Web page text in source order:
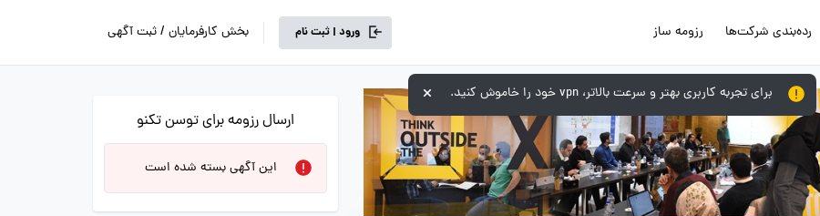
رده‌بندی شرکت‌ها رزومه ساز ورود | ثبت نام بخش کارفرمایان / ثبت آگهی
ارسال رزومه برای توسن‌ تکنو
این آگهی بسته شده است
برای تجربه کاربری بهتر و سرعت بالاتر، vpn خود را خاموش کنید.